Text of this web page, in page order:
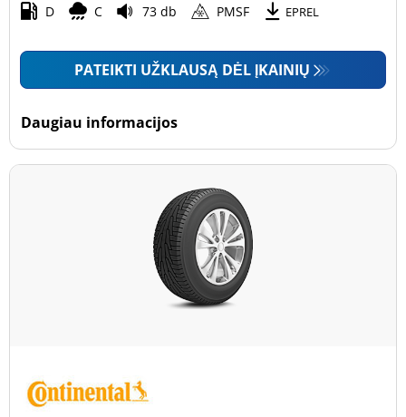
D C 73 db PMSF EPREL
PATEIKTI UŽKLAUSĄ DĖL ĮKAINIŲ
Daugiau informacijos